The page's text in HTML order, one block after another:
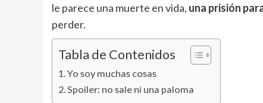
le parece una muerte en vida, una prisión
perder.
Tabla de Contenidos
Yo soy muchas cosas
Spoiler: no sale ni una paloma